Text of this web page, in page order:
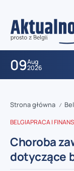
09Aug
2026
Strona główna /
BELGIAPRACA I
Choroba
dotyczące